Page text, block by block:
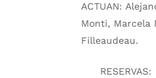
ACTUAN:
Monti, Marcela
Filleaudeau.
RESERVAS: